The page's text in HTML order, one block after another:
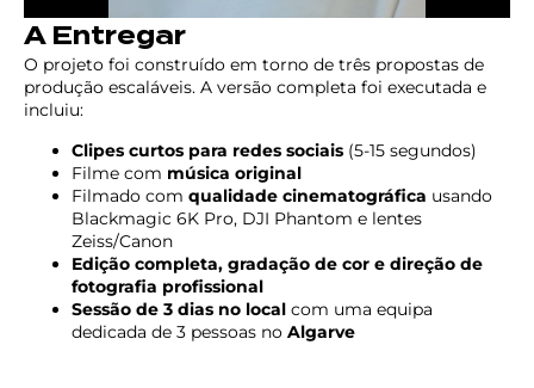
A Entregar
O projeto foi construído em torno de três propostas de
produção escaláveis. A versão completa foi executada e
incluiu:
Clipes curtos para redes sociais (5-15 segundos)
Filme com música original
Filmado com qualidade cinematográfica usando
Blackmagic 6K Pro, DJI Phantom e lentes
Zeiss/Canon
Edição completa, gradação de cor e direção de
fotografia profissional
Sessão de 3 dias no local com uma equipa
dedicada de 3 pessoas no Algarve